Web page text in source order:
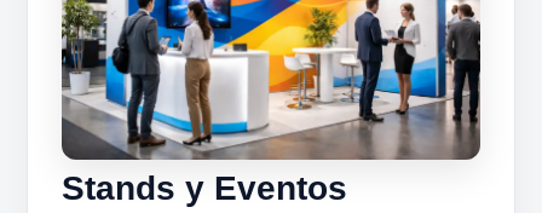
Stands y Eventos